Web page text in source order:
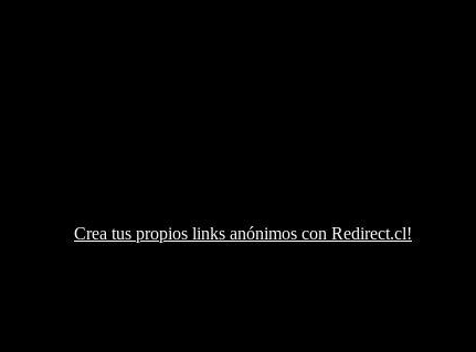
Crea tus propios links anónimos con Redirect.cl!